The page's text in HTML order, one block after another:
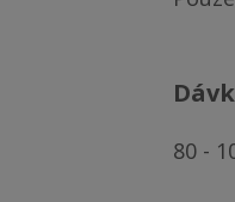
80 -